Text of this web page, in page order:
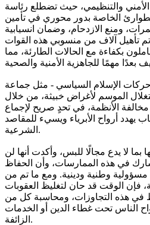
والتنظيمي، حيث تضطلع رئاسة
الخاصة بدور محوري في تأمين
ومنع الازدحام، وضمان انسيابية
تأهيل آلاف من منسوبي هذه القوات
بكفاءة مع الحالات الطارئة، مما
الإسلام السياسي - مثل جماعة
الموسم لأغراض خبيثة، من خلال
الأنظمة، في تحدٍ صريح لإجماع
يهدد أرواح الأبرياء ويسيء للمقاصد
الشرعية.
لا يدع مجالًا للبس، وأكدت أنها لن
في هذه الممارسات، وأن الحفاظ
وطنية ودينية. ومع ما تم من
فإن الوقت قد حان لتغليظ العقوبات
هذه التجاوزات، ومحاسبة كل من
الناس تحت غطاء الدين أو الخدمات
الزائفة.